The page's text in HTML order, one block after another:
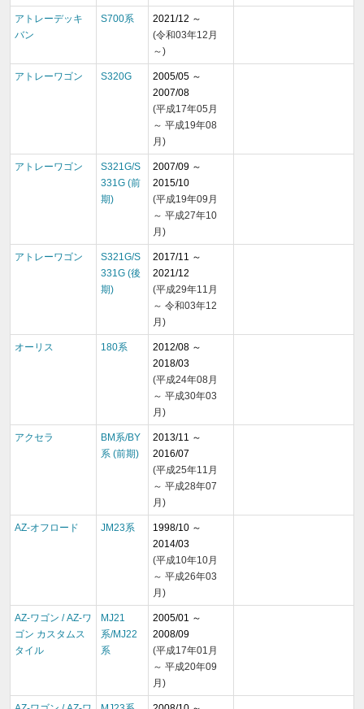
アトレーデッキ
バン
S700系
2021/12 ～
(令和03年12月
～)
アトレーワゴン S320G
2005/05 ～
2007/08
(平成17年05月
～ 平成19年08
月)
アトレーワゴン
S321G/S
331G (前
期)
2007/09 ～
2015/10
(平成19年09月
～ 平成27年10
月)
アトレーワゴン
S321G/S
331G (後
期)
2017/11 ～
2021/12
(平成29年11月
～ 令和03年12
月)
オーリス 180系
2012/08 ～
2018/03
(平成24年08月
～ 平成30年03
月)
アクセラ
BM系/BY
系 (前期)
2013/11 ～
2016/07
(平成25年11月
～ 平成28年07
月)
AZ-オフロード JM23系
1998/10 ～
2014/03
(平成10年10月
～ 平成26年03
月)
AZ-ワゴン / AZ-ワ
ゴン カスタムス
タイル
MJ21
系/MJ22
系
2005/01 ～
2008/09
(平成17年01月
～ 平成20年09
月)